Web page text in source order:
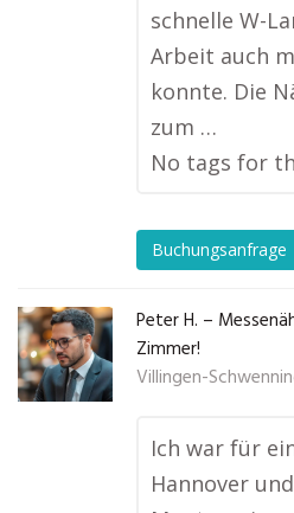
schnelle W-
Arbeit auch
konnte. Die
zum …
No tags for
Buchungsanfrage
Peter H. –
Zimmer!
Villingen-
Ich war für
Hannover